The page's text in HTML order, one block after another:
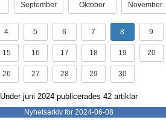
September Oktober November
4 5 6 7 8 9
15 16 17 18 19 20
26 27 28 29 30
Under juni 2024 publicerades 42 artiklar
Nyhetsarkiv för 2024-06-08